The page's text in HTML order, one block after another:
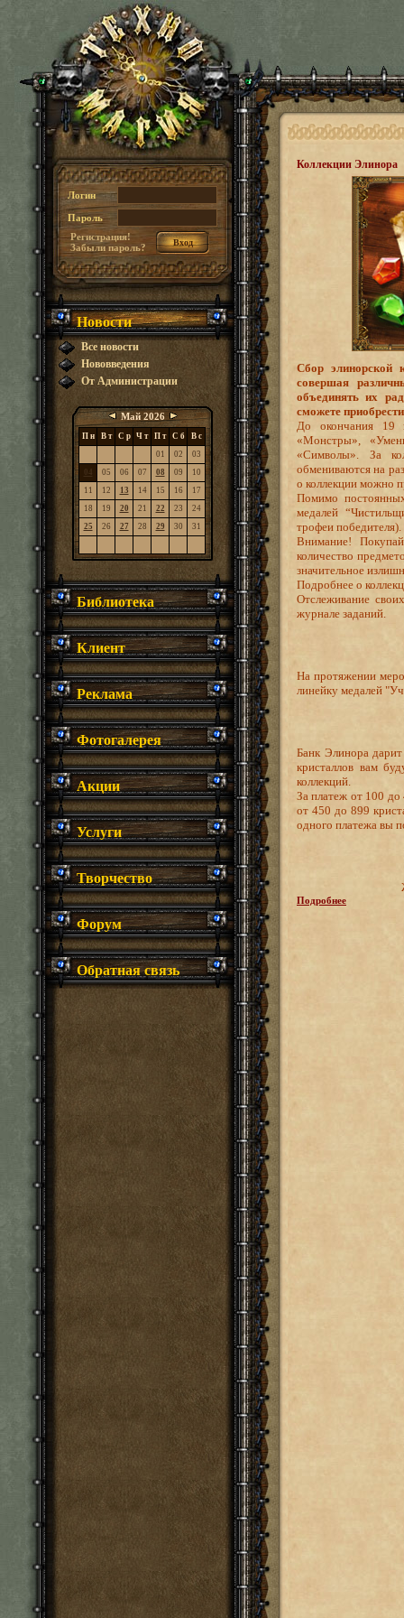
Логин
Пароль
Регистрация!
Забыли пароль?
Новости
Все новости
Нововведения
От Администрации
Май 2026
П н В т С р Ч т П т С б
В с
01
02
03
05 06 07 08 09
10
11
12 13 14 15 16
17
18
19 20 21 22 23
24
25
26 27 28 29 30 31
Библиотека
Клиент
Реклама
Фотогалерея
Акции
Услуги
Творчество
Форум
Обратная связь
Коллекции Элинора
Сбор элинорской
совершая
объединять их
сможете
До окончания 19
«Монстры»,
«Символы». За
обмениваются на
о коллекции можно
Помимо
медалей
трофеи победителя).
Внимание!
количество
значительное
Подробнее о
Отслеживание
журнале заданий.
На протяжении
линейку медалей
Банк Элинора
кристаллов вам
коллекций.
За платеж от 100 до
от 450 до 899
одного платежа вы
Подробнее